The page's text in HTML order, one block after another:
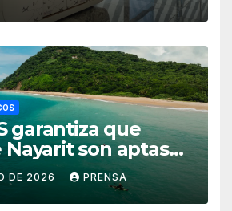
garantiza que
Nayarit son aptas
DE 2026 PRENSA